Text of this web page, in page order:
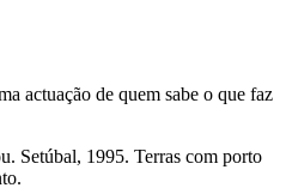
actuação de quem sabe o que faz
Setúbal, 1995. Terras com porto